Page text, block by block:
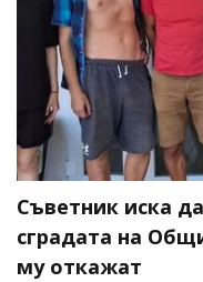
Съветник иска
сградата на
му откажат